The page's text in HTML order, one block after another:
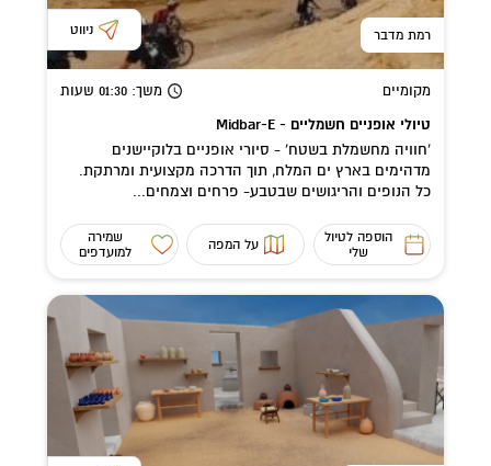
רמת מדבר ניווט
מקומיים משך: 01:30 שעות
טיולי אופניים חשמליים - Midbar-E
'חוויה מחשמלת בשטח' - סיורי אופניים בלוקיישנים
מדהימים בארץ ים המלח, תוך הדרכה מקצועית ומרתקת.
כל הנופים והריגושים שבטבע- פרחים וצמחים...
הוספה לטיול
שלי
על המפה
שמירה
למועדפים